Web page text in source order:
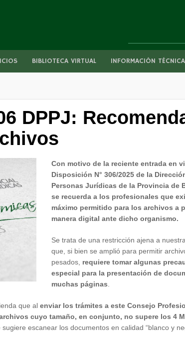
BIBLIOTECA VIRTUAL INFORMACIÓN TÉCNICA
DPPJ:
Con motivo de la reciente entrada en
Disposición N° 306/2025 de la
Personas Jurídicas de la Provincia de
se recuerda a los profesionales que
máximo permitido para los archivos a
manera digital ante dicho organismo.
Se trata de una restricción ajena a
que, si bien se amplió para permitir
pesados, requiere tomar algunas
especial para la presentación de
muchas páginas
que al enviar los trámites a este Consejo
cuyo tamaño, en conjunto, no supere los 4
escanear los documentos en calidad “blanco y